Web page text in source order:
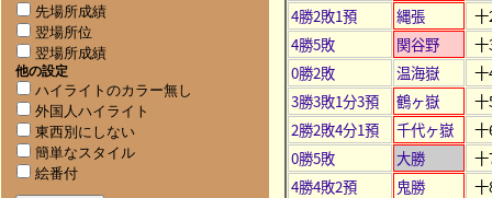
先場所成績
翌場所位
翌場所成績
他の設定
ハイライトのカラー無し
外国人ハイライト
東西別にしない
簡単なスタイル
絵番付
4勝2敗1預
縄張
4勝5敗
関谷野
0勝2敗
温海嶽
3勝3敗1分3預
鶴ヶ嶽
2勝2敗4分1預
千代ヶ嶽
0勝5敗
大勝
4勝4敗2預
鬼勝